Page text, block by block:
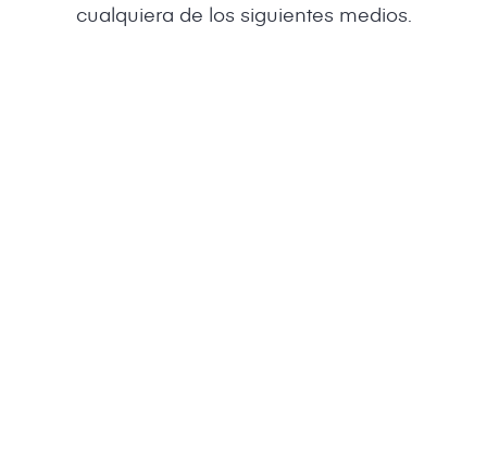
cualquiera de los siguientes medios.